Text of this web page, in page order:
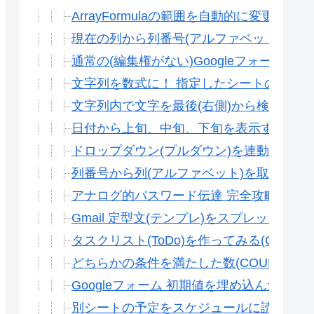
ArrayFormulaの範囲を自動的に変更させ
現在の列から列番号(アルファベット)を
通常の(編集権がない)Googleフォームに
文字列を数式に！ 指定したシートの範囲
文字列内で文字を最後(右側)から検索する
日付から上旬、中旬、下旬を表示する方
ドロップダウン(プルダウン)を連動させ
列番号から列(アルファベット)を取得する
アナログ的パスワード伝達 完全攻略(Gス
Gmail 定型文(テンプレ)をスプレッドシー
タスクリスト(ToDo)を作ってみる(Gスプ
どちらかの条件を満たした数(COUNTIF
Googleフォーム 初期値を埋め込んだペー
別シートの予定をスケジュールに読み込